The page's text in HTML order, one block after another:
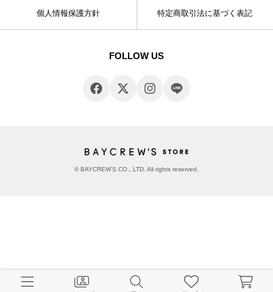
個人情報保護方針 特定商取引法に基づく表記
FOLLOW US
© BAYCREW’S CO., LTD. All rights reserved.